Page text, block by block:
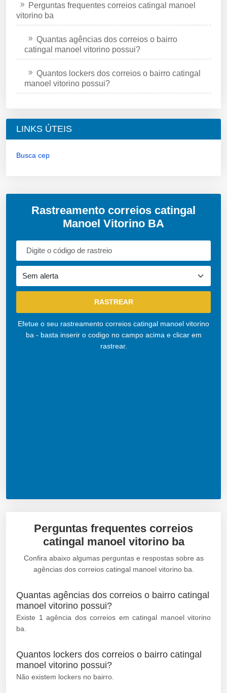
Perguntas frequentes correios catingal manoel
vitorino ba
Quantas agências dos correios o bairro
catingal manoel vitorino possui?
Quantos lockers dos correios o bairro catingal
manoel vitorino possui?
LINKS ÚTEIS
Busca cep
Rastreamento correios catingal
Manoel Vitorino BA
Efetue o seu rastreamento correios catingal manoel vitorino
ba - basta inserir o codigo no campo acima e clicar em
rastrear.
Perguntas frequentes correios
catingal manoel vitorino ba
Confira abaixo algumas perguntas e respostas sobre as
agências dos correios catingal manoel vitorino ba.
Quantas agências dos correios o bairro catingal
manoel vitorino possui?
Existe 1 agência dos correios em catingal manoel vitorino
ba.
Quantos lockers dos correios o bairro catingal
manoel vitorino possui?
Não existem lockers no bairro.